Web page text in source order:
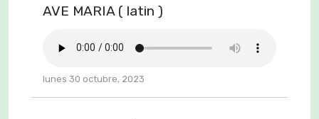
AVE MARIA ( latin )
lunes 30 octubre, 2023